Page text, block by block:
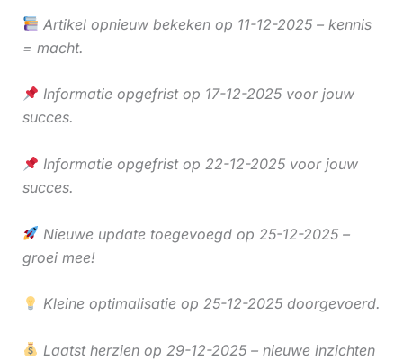
Artikel opnieuw bekeken op 11-12-2025 – kennis
= macht.
Informatie opgefrist op 17-12-2025 voor jouw
succes.
Informatie opgefrist op 22-12-2025 voor jouw
succes.
Nieuwe update toegevoegd op 25-12-2025 –
groei mee!
Kleine optimalisatie op 25-12-2025 doorgevoerd.
Laatst herzien op 29-12-2025 – nieuwe inzichten